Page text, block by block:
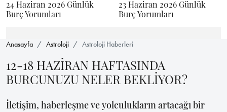
24 Haziran 2026 Günlük
Burç Yorumları
23 Haziran 2026 Günlük
Burç Yorumları
Anasayfa Astroloji Astroloji Haberleri
12-18 HAZİRAN HAFTASINDA
BURCUNUZU NELER BEKLİYOR?
İletişim, haberleşme ve yolculukların artacağı bir